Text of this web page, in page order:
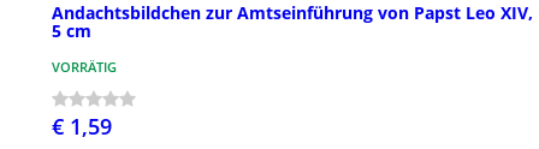
Andachtsbildchen zur Amtseinführung von Papst Leo XIV,
5 cm
VORRÄTIG
€ 1,59